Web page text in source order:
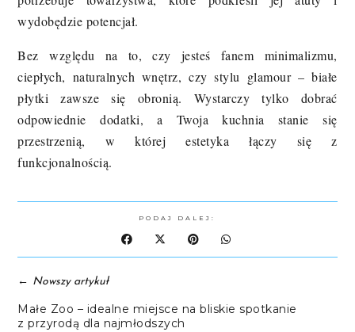
wydobędzie potencjał.
Bez względu na to, czy jesteś fanem minimalizmu,
ciepłych, naturalnych wnętrz, czy stylu glamour – białe
płytki zawsze się obronią. Wystarczy tylko dobrać
odpowiednie dodatki, a Twoja kuchnia stanie się
przestrzenią, w której estetyka łączy się z
funkcjonalnością.
PODAJ DALEJ:
← Nowszy artykuł
Małe Zoo – idealne miejsce na bliskie spotkanie
z przyrodą dla najmłodszych